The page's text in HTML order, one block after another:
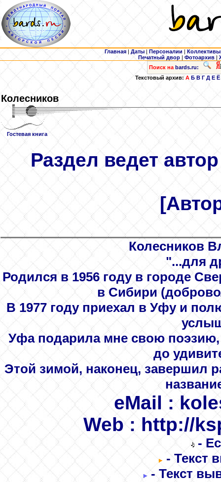
Главная | Даты | Персоналии | Коллективы
Печатный двор |Фотоархив |
Поиск на bards.ru:
Текстовый архив:А Б В Г Д Е Ё
Колесников
Гостевая книга
Раздел ведет
Колесников
"...для
Родился в 1956 году в городе
в Сибири
В 1977 году приехал в Уфу и
Уфа подарила мне свою поэзию,
до
Этой зимой, наконец, завершил
eMail :
Web: http://
-
- Текст
- Текст